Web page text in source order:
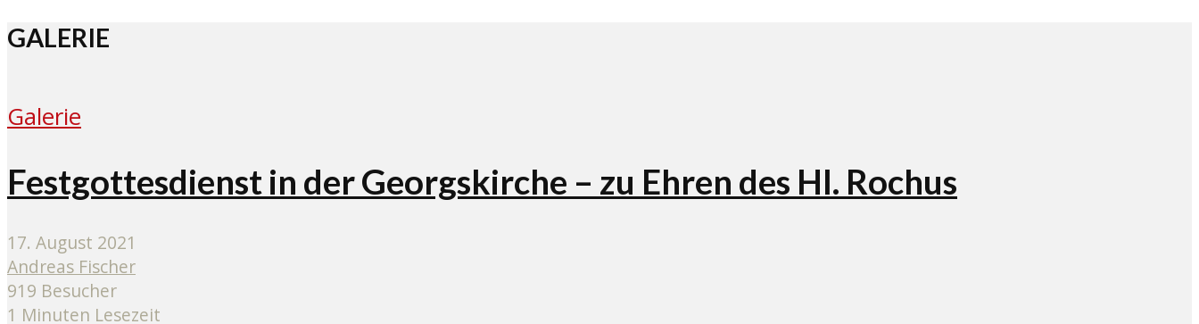
GALERIE
Galerie
Festgottesdienst in der Georgskirche – zu Ehren des Hl. Rochus
17. August 2021
Andreas Fischer
919 Besucher
1 Minuten Lesezeit